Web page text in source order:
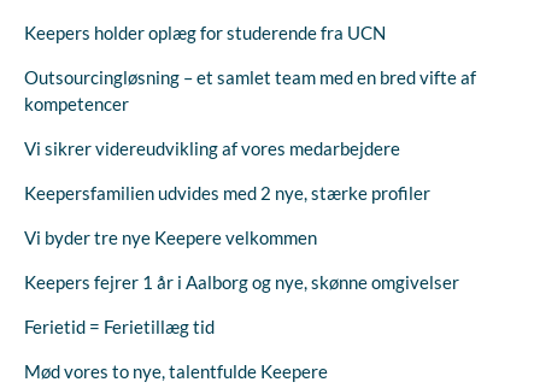
Keepers holder oplæg for studerende fra UCN
Outsourcingløsning – et samlet team med en bred vifte af
kompetencer
Vi sikrer videreudvikling af vores medarbejdere
Keepersfamilien udvides med 2 nye, stærke profiler
Vi byder tre nye Keepere velkommen
Keepers fejrer 1 år i Aalborg og nye, skønne omgivelser
Ferietid = Ferietillæg tid
Mød vores to nye, talentfulde Keepere